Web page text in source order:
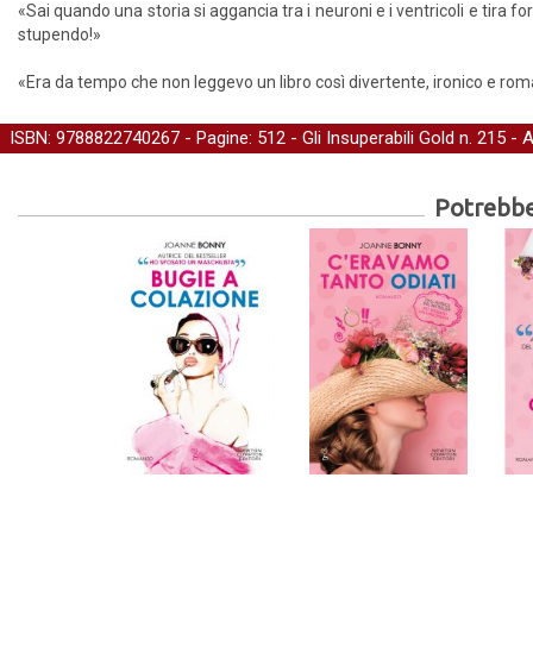
«Sai quando una storia si aggancia tra i neuroni e i ventricoli e tira
stupendo!»
«Era da tempo che non leggevo un libro così divertente, ironico e
ISBN: 9788822740267 - Pagine: 512 - Gli Insuperabili Gold n. 215 -